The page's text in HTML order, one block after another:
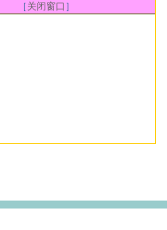
［ 关闭窗口 ］